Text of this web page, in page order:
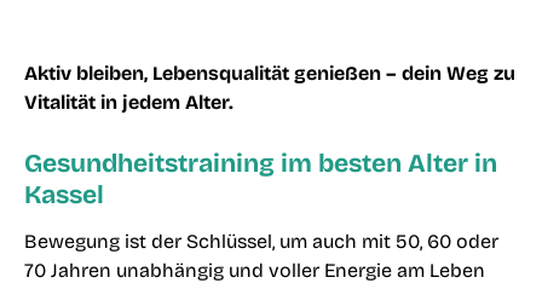
Aktiv bleiben, Lebensqualität genießen – dein Weg zu
Vitalität in jedem Alter.
Gesundheitstraining im besten Alter in
Kassel
Bewegung ist der Schlüssel, um auch mit 50, 60 oder
70 Jahren unabhängig und voller Energie am Leben